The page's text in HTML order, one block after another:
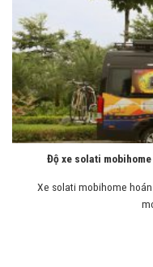
Độ xe solati
Xe solati mobihome